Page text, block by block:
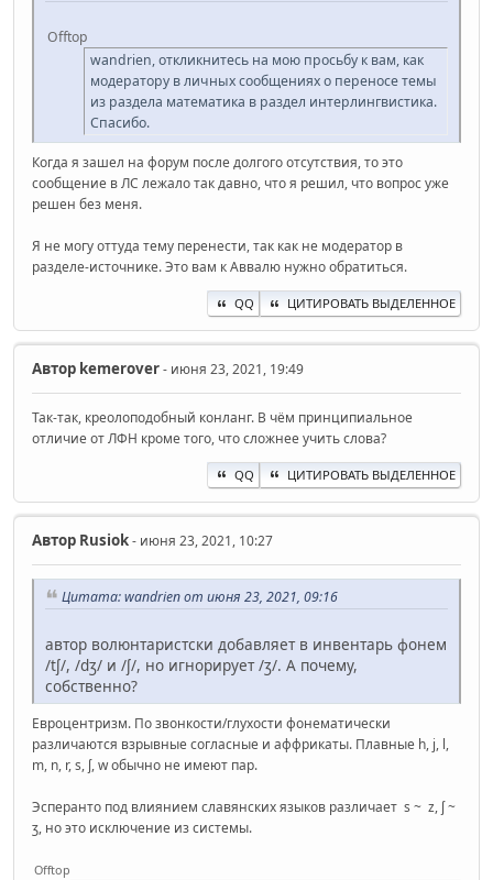
Offtop
wandrien, откликнитесь на мою просьбу к вам, как
модератору в личных сообщениях о переносе темы
из раздела математика в раздел интерлингвистика.
Спасибо.
Когда я зашел на форум после долгого отсутствия, то это
сообщение в ЛС лежало так давно, что я решил, что вопрос уже
решен без меня.
Я не могу оттуда тему перенести, так как не модератор в
разделе-источнике. Это вам к Аввалю нужно обратиться.
QQ ЦИТИРОВАТЬ ВЫДЕЛЕННОЕ
Автор kemerover- июня 23, 2021, 19:49
Так-так, креолоподобный конланг. В чём принципиальное
отличие от ЛФН кроме того, что сложнее учить слова?
QQ ЦИТИРОВАТЬ ВЫДЕЛЕННОЕ
Автор Rusiok- июня 23, 2021, 10:27
Цитата: wandrien от июня 23, 2021, 09:16
автор волюнтаристски добавляет в инвентарь фонем
/tʃ/, /dʒ/ и /ʃ/, но игнорирует /ʒ/. А почему,
собственно?
Евроцентризм. По звонкости/глухости фонематически
различаются взрывные согласные и аффрикаты. Плавные h, j, l,
m, n, r, s, ʃ, w обычно не имеют пар.
Эсперанто под влиянием славянских языков различает s ~ z, ʃ ~
ʒ, но это исключение из системы.
Offtop